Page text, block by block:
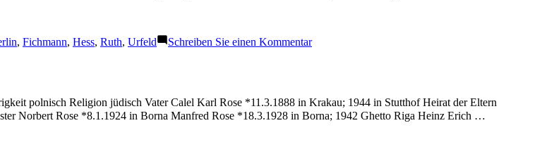
, Fichmann, Hess, Ruth, Urfeld Schreiben Sie einen Kommentarzu
polnisch Religion jüdisch Vater Calel Karl Rose *11.3.1888 in Krakau; 1944 in Stutthof Heirat der Eltern
Norbert Rose *8.1.1924 in Borna Manfred Rose *18.3.1928 in Borna; 1942 Ghetto Riga Heinz Erich …